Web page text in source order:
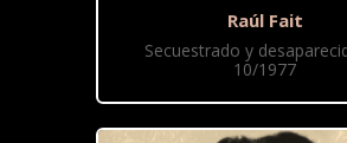
Raúl Fait
Secuestrado y
10/1977